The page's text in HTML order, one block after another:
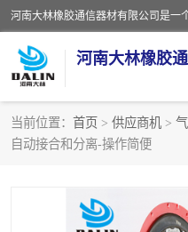
河南大林橡胶
当前位置： 首页 > 供应商机 >
自动接合和分离-操作简便
推盘离合器
VC离合器